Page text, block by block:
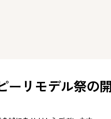
リモデル祭の